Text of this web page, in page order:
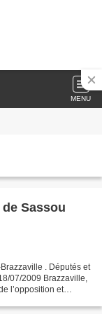
MENU
Sassou
. Députés et
07/2009 Brazzaville,
l’opposition et